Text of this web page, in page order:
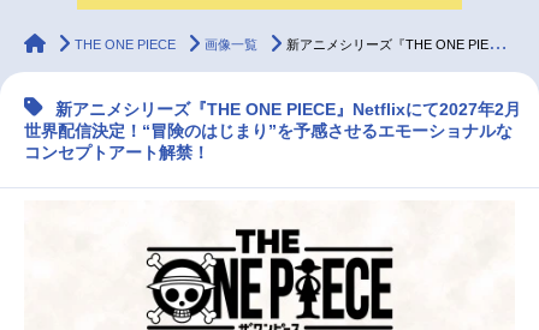
ラジオ みんなの声
マンガ・ラノベ ゲーム・アプリ 音楽 コスプレ
声優記事一覧
animateTimes
THE ONE PIECE 画像一覧 新アニメシリーズ『THE ONE PIECE』コンセプトアートが解禁
新アニメシリーズ『THE ONE PIECE』Netflixにて2027年2月
世界配信決定！“冒険のはじまり”を予感させるエモーショナルな
コンセプトアート解禁！